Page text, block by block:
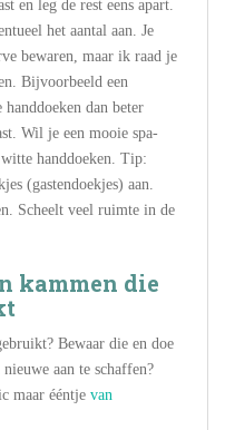
en leg de rest eens apart.
het aantal aan. Je
bewaren, maar ik raad je
Bijvoorbeeld een
dan beter
Wil je een mooie spa-
handdoeken. Tip:
(gastendoekjes) aan.
Scheelt veel ruimte in de
kammen die
Bewaar die en doe
aan te schaffen?
maar ééntje van